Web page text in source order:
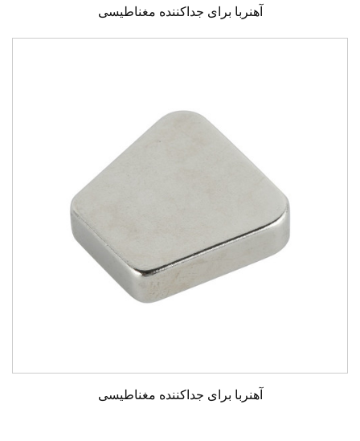
آهنربا برای جداکننده مغناطیسی
آهنربا برای جداکننده مغناطیسی